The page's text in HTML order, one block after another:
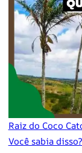
Raiz do Coco
Você sabia disso?